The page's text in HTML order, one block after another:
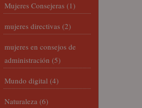
Mujeres Consejeras (1)
mujeres directivas (2)
mujeres en consejos de
administración (5)
Mundo digital (4)
Naturaleza (6)